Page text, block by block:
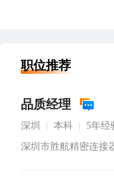
职位推荐
品质经理
深圳 本科 5年经
深圳市胜航精密连接